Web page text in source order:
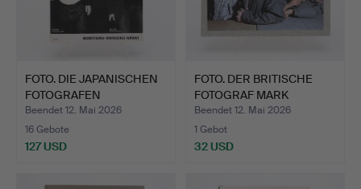
FOTO. DIE JAPANISCHEN
FOTOGRAFEN
NOBUYOSHI…
Beendet 12. Mai 2026
16 Gebote
127 USD
FOTO. DER BRITISCHE
FOTOGRAF MARK
NEVILLES…
Beendet 12. Mai 2026
1 Gebot
32 USD